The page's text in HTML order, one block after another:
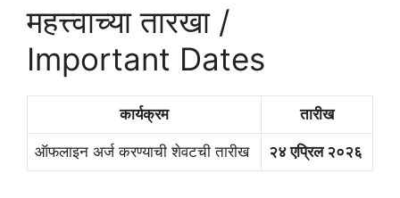
महत्त्वाच्या तारखा /
Important Dates
कार्यक्रम तारीख
ऑफलाइन अर्ज करण्याची शेवटची तारीख २४ एप्रिल २०२६